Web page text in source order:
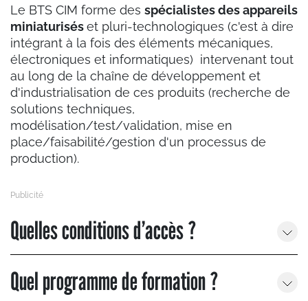
Le BTS CIM forme des spécialistes des appareils
miniaturiséset pluri-technologiques (c'est à dire
intégrant à la fois des éléments mécaniques,
électroniques et informatiques) intervenant tout
au long de la chaîne de développement et
d'industrialisation de ces produits (recherche de
solutions techniques,
modélisation/test/validation, mise en
place/faisabilité/gestion d'un processus de
production).
Quelles conditions d’accès ?
Quel programme de formation ?